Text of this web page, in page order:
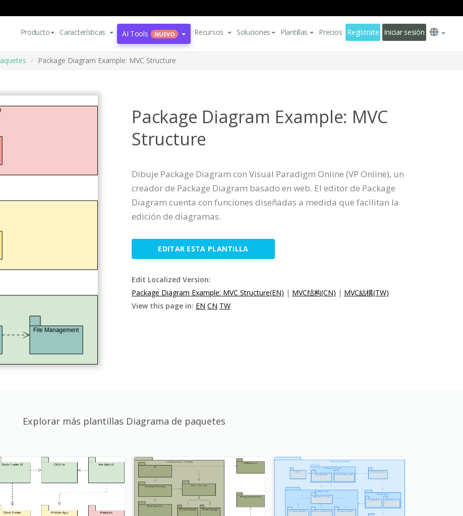
Producto Características AI Tools NUEVO Recursos Soluciones Plantillas Precios Regístrate Iniciar sesión
Package Diagram Example: MVC Structure
Package Diagram Example: MVC
Structure
Dibuje Package Diagram con Visual Paradigm Online (VP Online), un
creador de Package Diagram basado en web. El editor de Package
Diagram cuenta con funciones diseñadas a medida que facilitan la
edición de diagramas.
EDITAR ESTA PLANTILLA
Edit Localized Version:
Package Diagram Example: MVC Structure(EN) | MVC结构(CN) | MVC結構(TW)
View this page in: EN CN TW
Explorar más plantillas Diagrama de paquetes